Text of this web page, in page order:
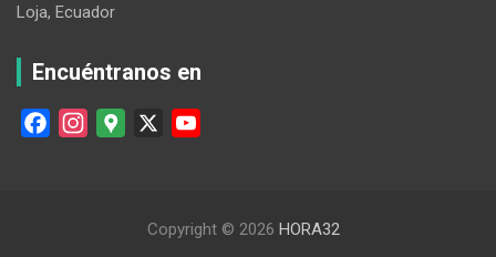
como
Loja, Ecuador
Encuéntranos en
u
Copyright © 2026 HORA32